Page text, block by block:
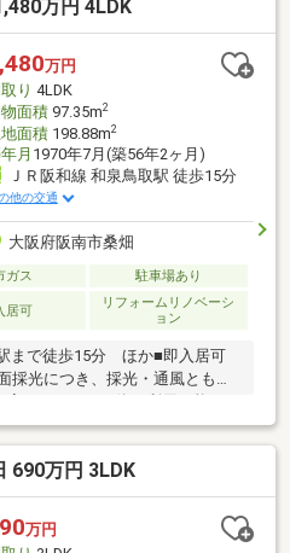
万円 4LDK
万円
り 4LDK
面積97.35m2
面積198.88m2
月 1970年7月(築56年2ヶ月)
ＪＲ阪和線 和泉鳥取駅 徒歩15分
他の交通
大阪府阪南市桑畑
ガス 駐車場あり
居可
リフォームリノベーシ
ョン
まで徒歩15分 ほか■即入居可
採光につき、採光・通風ともに
空間を有効活用できます。■車
第1種低層住居専用地域内につ
月、内外装リフォーム済み・交
洗面化粧台 ほか・外装：屋根
つきましてはお気軽にお問い
市立朝日小学校 徒歩5分・阪南
690万円 3LDK
万円